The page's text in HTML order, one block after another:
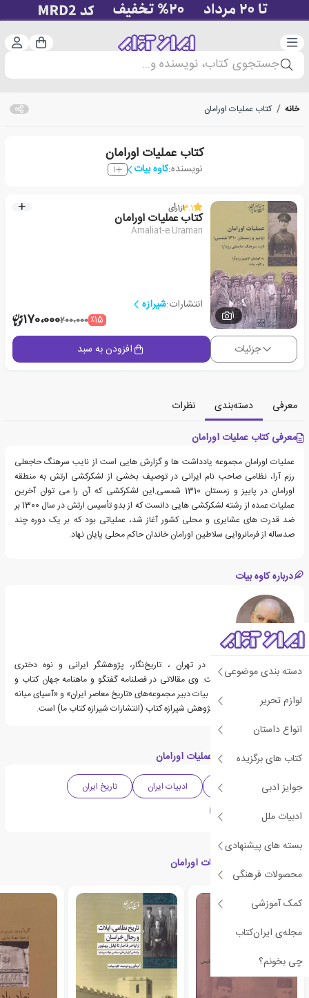
دسته‌بندی سبد
جستجوی کتاب، نویسنده و...
دسته بندی موضوعی
لوازم تحریر
انواع داستان
کتاب های برگزیده
جوایز ادبی
ادبیات ملل
بسته های پیشنهادی
محصولات فرهنگی
کمک آموزشی
مجله‌ی ایران‌کتاب
چی بخونم؟
خانه / کتاب عملیات اورامان
کتاب عملیات اورامان
نویسنده:کاوه بیات 1
1
3.1از1رأی
کتاب عملیات اورامان
Amaliat-e Uraman
انتشارات:شیرازه
٪15200،000170،000
جزئیات افزودن به سبد
معرفی دسته‌بندی
نظرات
معرفی کتاب عملیات اورامان
عملیات اورامان مجموعه یادداشت ها و گزارش هایی است از نایب سرهنگ حاجعلی
رزم آرا، نظامی صاحب نام ایرانی در توصیف بخشی از لشکرکشی ارتش به منطقه
اورامان در پاییز و زمستان 1310 شمسی.این لشکرکشی که آن را می توان آخرین
عملیات عمده از رشته لشکرکشی هایی دانست که از بدو تأسیس ارتش در سال 1300 بر
ضد قدرت های عشایری و محلی کشور آغاز شد، عملیاتی بود که بر یک دوره چند
صدساله از فرمانروایی سلاطین اورامان خاندان حاکم محلی پایان نهاد.
درباره کاوه بیات
کاوه بیات متولد ۱۳۳۳ در تهران ، تاریخ‌نگار، پژوهشگر ایرانی و نوه دختری
صولت‌الدوله قشقایی است. وی مقالاتی در فصلنامه گفتگو و ماهنامه جهان کتاب و
ماهنامهٔ اندیشهٔ پویا دارد. بیات دبیر مجموعه‌های «تاریخ معاصر ایران» و «آسیای میانه
و قفقاز» در شرکت نشر و پژوهش شیرازه کتاب (انتشارات شیرازه کتاب ما) است.
دسته بندی های کتاب عملیات اورامان
ادبیات واقع گرایانه ادبیات ایران
تاریخ ایران
گردآوری و تلفیق
کتاب های مرتبط با عملیات اورامان
ی
ش
ن
ه
ا
د
و
ی
ژ